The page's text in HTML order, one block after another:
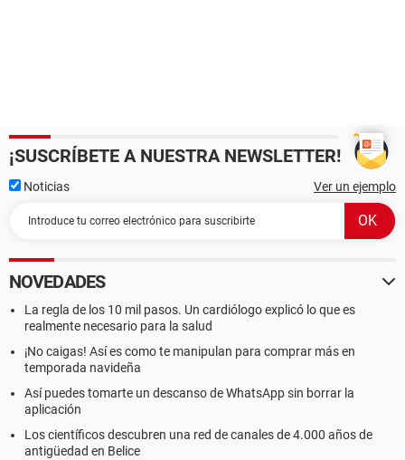
¡SUSCRÍBETE A NUESTRA NEWSLETTER!
Noticias Ver un ejemplo
NOVEDADES
La regla de los 10 mil pasos. Un cardiólogo explicó lo que es
realmente necesario para la salud
¡No caigas! Así es como te manipulan para comprar más en
temporada navideña
Así puedes tomarte un descanso de WhatsApp sin borrar la
aplicación
Los científicos descubren una red de canales de 4.000 años de
antigüedad en Belice